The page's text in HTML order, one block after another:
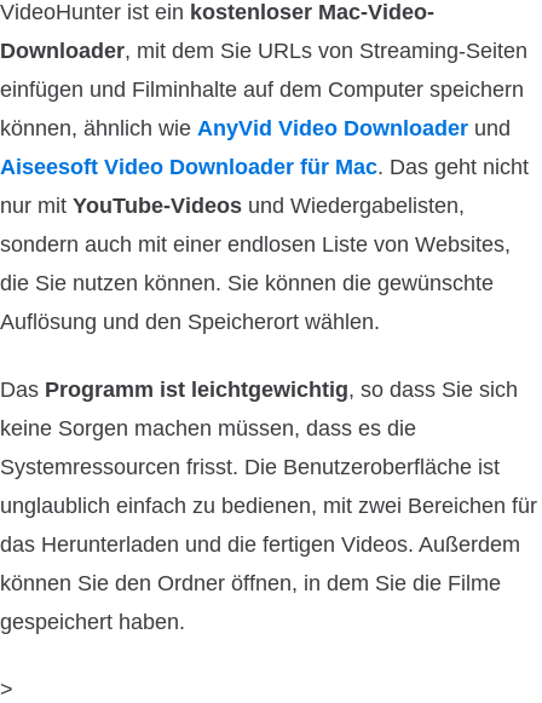
VideoHunter ist ein kostenloser Mac-Video-
Downloader, mit dem Sie URLs von Streaming-Seiten
einfügen und Filminhalte auf dem Computer speichern
können, ähnlich wie AnyVid Video Downloader und
Aiseesoft Video Downloader für Mac. Das geht nicht
nur mit YouTube-Videos und Wiedergabelisten,
sondern auch mit einer endlosen Liste von Websites,
die Sie nutzen können. Sie können die gewünschte
Auflösung und den Speicherort wählen.
Das Programm ist leichtgewichtig, so dass Sie sich
keine Sorgen machen müssen, dass es die
Systemressourcen frisst. Die Benutzeroberfläche ist
unglaublich einfach zu bedienen, mit zwei Bereichen für
das Herunterladen und die fertigen Videos. Außerdem
können Sie den Ordner öffnen, in dem Sie die Filme
gespeichert haben.
>